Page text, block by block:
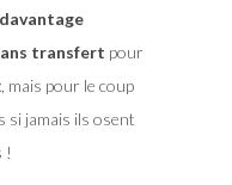
transfert pour
mais pour le coup
si jamais ils osent
!